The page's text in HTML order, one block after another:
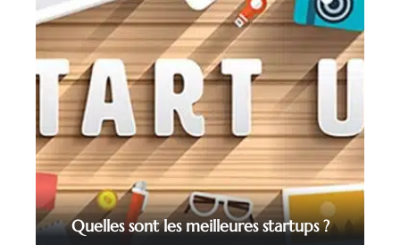
Quelles sont les meilleures startups ?